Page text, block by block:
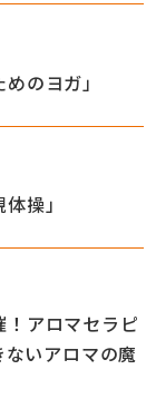
のヨガ」
操」
！アロマセラピ
いアロマの魔